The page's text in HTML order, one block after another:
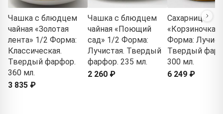
Чашка с блюдцем
чайная «Золотая
лента» 1/2 Форма:
Классическая.
Твердый фарфор.
360 мл.
3 835 ₽
Чашка с блюдцем
чайная «Поющий
сад» 1/2 Форма:
Лучистая. Твердый
фарфор. 235 мл.
2 260 ₽
Сахарница
«Корзиночка»
Форма:
Твердый
300 мл.
6 249 ₽